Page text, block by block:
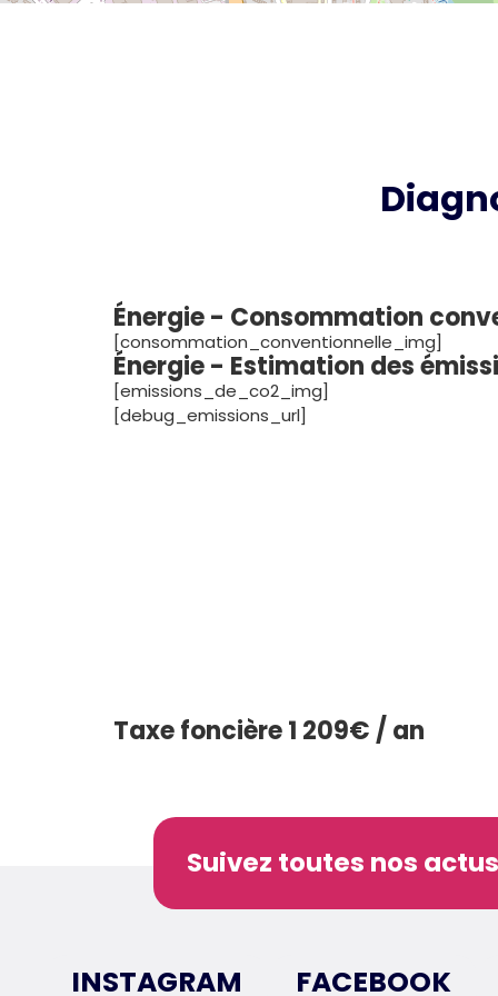
Énergie - Consommation
[consommation_conventionnelle_img]
Énergie - Estimation des
[emissions_de_co2_img]
[debug_emissions_url]
Taxe foncière 1 209€ / an
Suivez toutes nos
INSTAGRAM FACEBOOK